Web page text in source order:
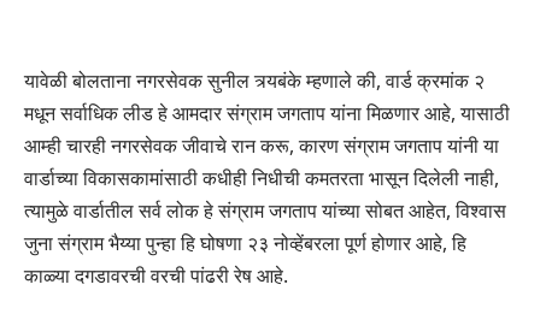
यावेळी बोलताना नगरसेवक सुनील त्र्यबंके म्हणाले की, वार्ड क्रमांक २
मधून सर्वाधिक लीड हे आमदार संग्राम जगताप यांना मिळणार आहे, यासाठी
आम्ही चारही नगरसेवक जीवाचे रान करू, कारण संग्राम जगताप यांनी या
वार्डाच्या विकासकामांसाठी कधीही निधीची कमतरता भासून दिलेली नाही,
त्यामुळे वार्डातील सर्व लोक हे संग्राम जगताप यांच्या सोबत आहेत, विश्वास
जुना संग्राम भैय्या पुन्हा हि घोषणा २३ नोव्हेंबरला पूर्ण होणार आहे, हि
काळ्या दगडावरची वरची पांढरी रेष आहे.